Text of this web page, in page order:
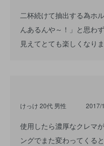
二杯続けて抽出する為ホ
んあるんや～！」と思わ
見えてとても楽しくなりま
けっけ 20代 男性 2017/
使用したら濃厚なクレマ
ングでまた変わってくる